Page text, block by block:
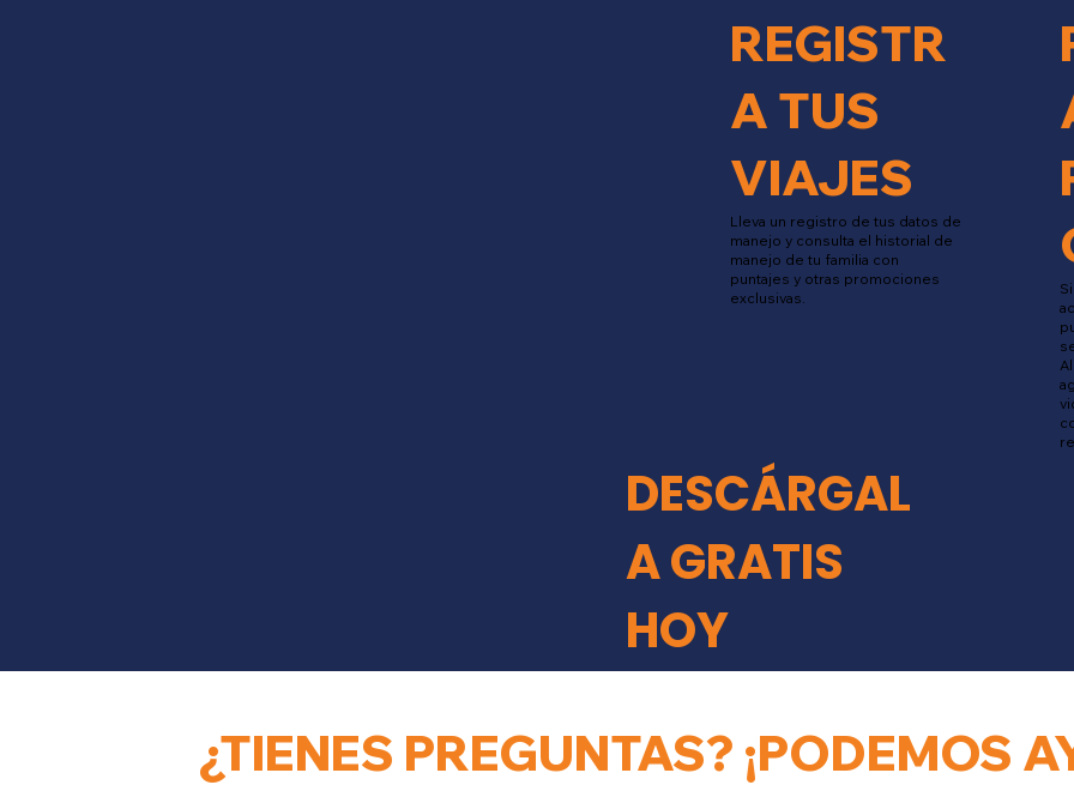
REGISTR
A TUS
VIAJES
Lleva un registro de tus datos de
manejo y consulta el historial de
manejo de tu familia con
puntajes y otras promociones
exclusivas.
DESCÁRGAL
A GRATIS
HOY
¿TIENES PREGUNTAS? ¡PODEMOS